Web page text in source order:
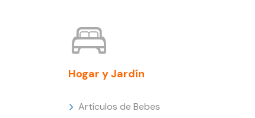
Hogar y Jardín
Artículos de Bebes